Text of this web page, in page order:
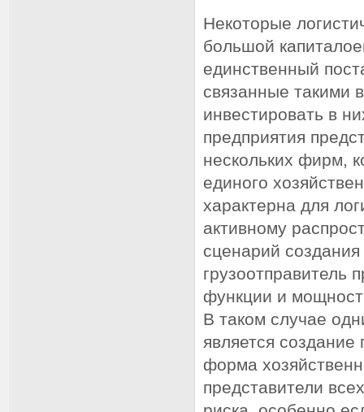
Некоторые
большой
единственный
связанные такими
инвестировать в
предприятия
нескольких фирм,
единого
характерна для
активному
сценарий создания
грузоотправитель
функции и
В таком случае
является
форма
представители